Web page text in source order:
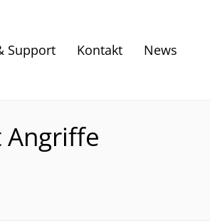
Support Kontakt News
Angriffe